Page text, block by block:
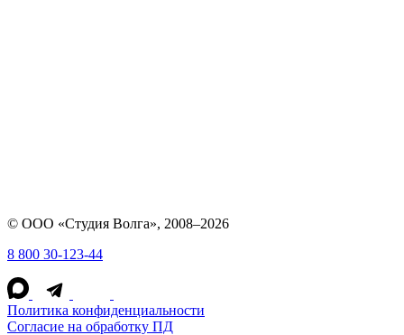
© ООО «Студия Волга», 2008–2026
8 800 30-123-44
Политика конфиденциальности
Согласие на обработку ПД